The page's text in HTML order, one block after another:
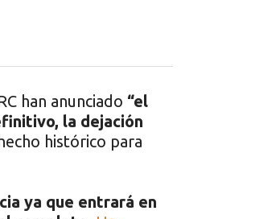
han anunciado “el
la dejación
histórico para
ya que entrará en